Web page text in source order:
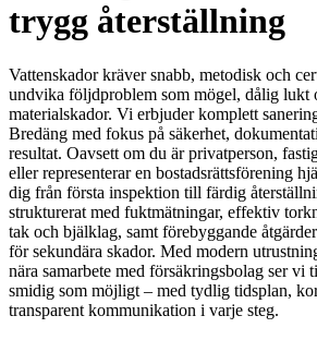
trygg återställning
Vattenskador kräver snabb, metodisk och
undvika följdproblem som mögel, dålig lukt
materialskador. Vi erbjuder komplett
Bredäng med fokus på säkerhet,
resultat. Oavsett om du är privatperson,
eller representerar en bostadsrättsförening
dig från första inspektion till färdig
strukturerat med fuktmätningar, effektiv
tak och bjälklag, samt förebyggande
för sekundära skador. Med modern
nära samarbete med försäkringsbolag ser vi
smidig som möjligt – med tydlig tidsplan,
transparent kommunikation i varje steg.